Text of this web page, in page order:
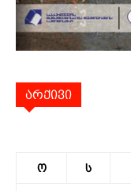
არქივი
ო ს